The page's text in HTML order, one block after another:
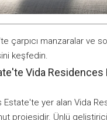
çarpıcı manzaralar ve
keşfedin.
Vida
Estate'te yer alan Vida
projesidir. Ünlü